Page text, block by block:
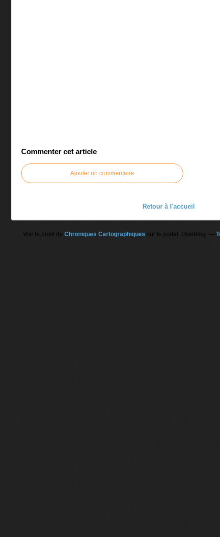
Commenter cet article
Ajouter un commentaire
Retour à l'accueil
Voir le profil de Chroniques Cartographiques sur le portail Overblog